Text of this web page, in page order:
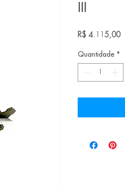
R$ 4.115,00
Quantidade *